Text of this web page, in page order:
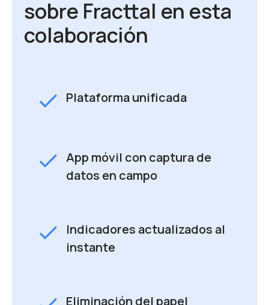
sobre Fracttal en esta
colaboración
check Plataforma unificada
check App móvil con captura de
datos en campo
check
Indicadores actualizados al
instante
Eliminación del papel